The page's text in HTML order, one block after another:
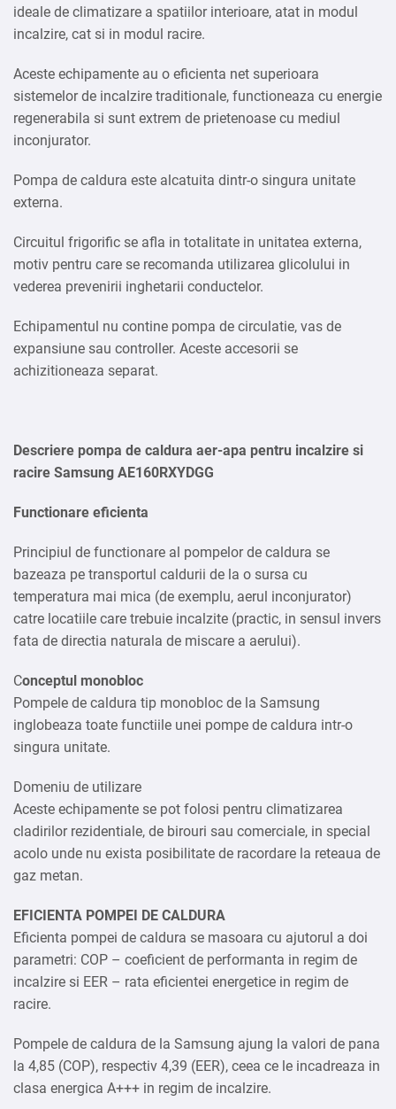
ideale de climatizare a spatiilor interioare, atat in modul
incalzire, cat si in modul racire.
Aceste echipamente au o eficienta net superioara
sistemelor de incalzire traditionale, functioneaza cu energie
regenerabila si sunt extrem de prietenoase cu mediul
inconjurator.
Pompa de caldura este alcatuita dintr-o singura unitate
externa.
Circuitul frigorific se afla in totalitate in unitatea externa,
motiv pentru care se recomanda utilizarea glicolului in
vederea prevenirii inghetarii conductelor.
Echipamentul nu contine pompa de circulatie, vas de
expansiune sau controller. Aceste accesorii se
achizitioneaza separat.
Descriere pompa de caldura aer-apa pentru incalzire si
racire Samsung AE160RXYDGG
Functionare eficienta
Principiul de functionare al pompelor de caldura se
bazeaza pe transportul caldurii de la o sursa cu
temperatura mai mica (de exemplu, aerul inconjurator)
catre locatiile care trebuie incalzite (practic, in sensul invers
fata de directia naturala de miscare a aerului).
Conceptul monobloc
Pompele de caldura tip monobloc de la Samsung
inglobeaza toate functiile unei pompe de caldura intr-o
singura unitate.
Domeniu de utilizare
Aceste echipamente se pot folosi pentru climatizarea
cladirilor rezidentiale, de birouri sau comerciale, in special
acolo unde nu exista posibilitate de racordare la reteaua de
gaz metan.
EFICIENTA POMPEI DE CALDURA
Eficienta pompei de caldura se masoara cu ajutorul a doi
parametri: COP – coeficient de performanta in regim de
incalzire si EER – rata eficientei energetice in regim de
racire.
Pompele de caldura de la Samsung ajung la valori de pana
la 4,85 (COP), respectiv 4,39 (EER), ceea ce le incadreaza in
clasa energica A+++ in regim de incalzire.